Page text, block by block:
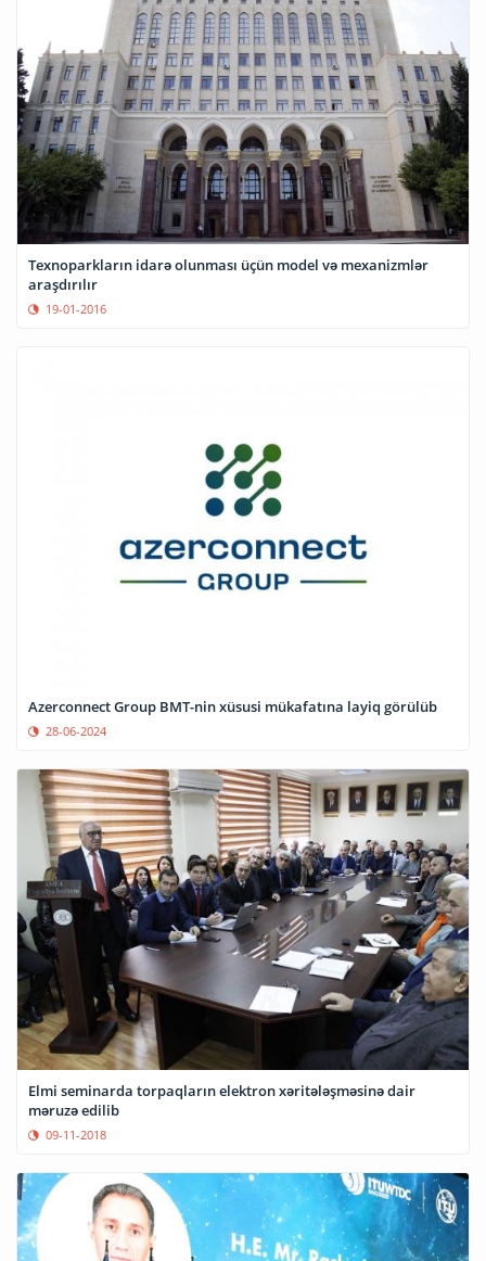
Texnoparkların idarə olunması üçün model və mexanizmlər
araşdırılır
19-01-2016
Azerconnect Group BMT-nin xüsusi mükafatına layiq görülüb
28-06-2024
Elmi seminarda torpaqların elektron xəritələşməsinə dair
məruzə edilib
09-11-2018